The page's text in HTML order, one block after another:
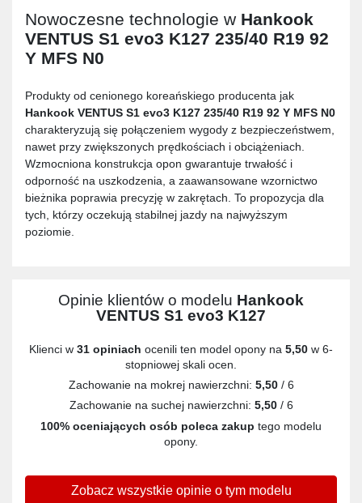
Nowoczesne technologie w Hankook
VENTUS S1 evo3 K127 235/40 R19 92
Y MFS N0
Produkty od cenionego koreańskiego producenta jak
Hankook VENTUS S1 evo3 K127 235/40 R19 92 Y MFS N0
charakteryzują się połączeniem wygody z bezpieczeństwem,
nawet przy zwiększonych prędkościach i obciążeniach.
Wzmocniona konstrukcja opon gwarantuje trwałość i
odporność na uszkodzenia, a zaawansowane wzornictwo
bieżnika poprawia precyzję w zakrętach. To propozycja dla
tych, którzy oczekują stabilnej jazdy na najwyższym
poziomie.
Opinie klientów o modelu Hankook
VENTUS S1 evo3 K127
Klienci w 31 opiniach ocenili ten model opony na 5,50 w 6-
stopniowej skali ocen.
Zachowanie na mokrej nawierzchni: 5,50/ 6
Zachowanie na suchej nawierzchni: 5,50/ 6
100% oceniających osób poleca zakup tego modelu
opony.
Zobacz wszystkie opinie o tym modelu